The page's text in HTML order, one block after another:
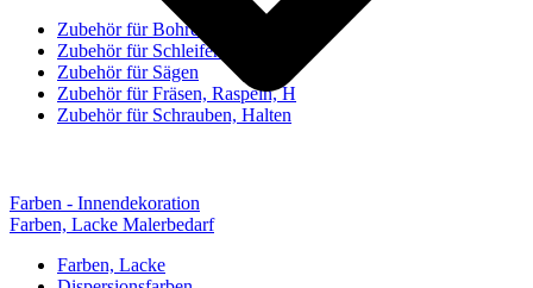
Zubehör für Bohren, Bohrhilfen
Zubehör für Schleifen, Poliere
Zubehör für Sägen
Zubehör für Fräsen, Raspeln, H
Zubehör für Schrauben, Halten
Farben - Innendekoration
Farben, Lacke Malerbedarf
Farben, Lacke